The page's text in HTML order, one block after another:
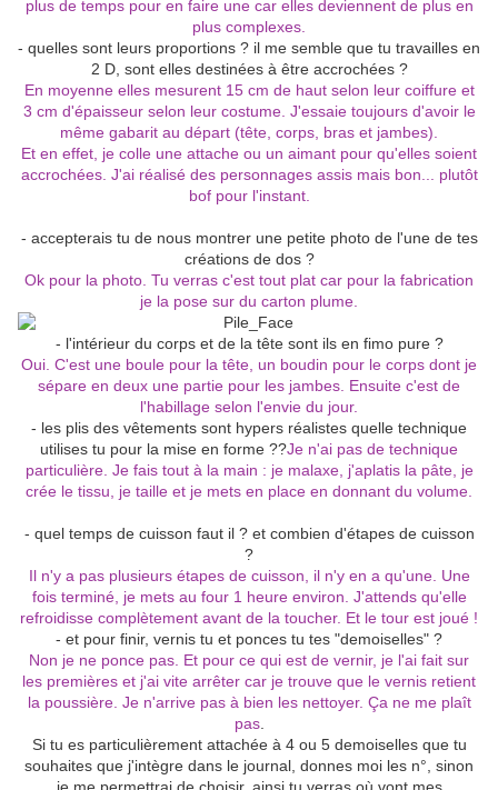
plus de temps pour en faire une car elles deviennent de plus en
plus complexes.
- quelles sont leurs proportions ? il me semble que tu travailles en
2 D, sont elles destinées à être accrochées ?
En moyenne elles mesurent 15 cm de haut selon leur coiffure et
3 cm d'épaisseur selon leur costume. J'essaie toujours d'avoir le
même gabarit au départ (tête, corps, bras et jambes).
Et en effet, je colle une attache ou un aimant pour qu'elles soient
accrochées. J'ai réalisé des personnages assis mais bon... plutôt
bof pour l'instant.
- accepterais tu de nous montrer une petite photo de l'une de tes
créations de dos ?
Ok pour la photo. Tu verras c'est tout plat car pour la fabrication
je la pose sur du carton plume.
- l'intérieur du corps et de la tête sont ils en fimo pure ?
Oui. C'est une boule pour la tête, un boudin pour le corps dont je
sépare en deux une partie pour les jambes. Ensuite c'est de
l'habillage selon l'envie du jour.
- les plis des vêtements sont hypers réalistes quelle technique
utilises tu pour la mise en forme ??Je n'ai pas de technique
particulière. Je fais tout à la main : je malaxe, j'aplatis la pâte, je
crée le tissu, je taille et je mets en place en donnant du volume.
- quel temps de cuisson faut il ? et combien d'étapes de cuisson
?
Il n'y a pas plusieurs étapes de cuisson, il n'y en a qu'une. Une
fois terminé, je mets au four 1 heure environ. J'attends qu'elle
refroidisse complètement avant de la toucher. Et le tour est joué !
- et pour finir, vernis tu et ponces tu tes "demoiselles" ?
Non je ne ponce pas. Et pour ce qui est de vernir, je l'ai fait sur
les premières et j'ai vite arrêter car je trouve que le vernis retient
la poussière. Je n'arrive pas à bien les nettoyer. Ça ne me plaît
pas.
Si tu es particulièrement attachée à 4 ou 5 demoiselles que tu
souhaites que j'intègre dans le journal, donnes moi les n°, sinon